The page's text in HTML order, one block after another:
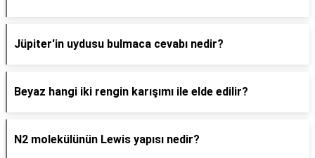
Jüpiter'in uydusu bulmaca cevabı nedir?
Beyaz hangi iki rengin karışımı ile elde edilir?
N2 molekülünün Lewis yapısı nedir?